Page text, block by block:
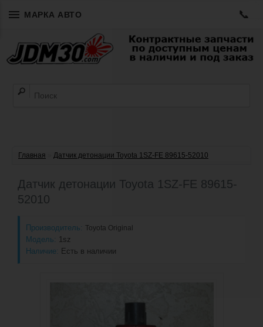
МАРКА АВТО 📞
Главная Датчик детонации Toyota 1SZ-FE 89615-52010
Датчик детонации Toyota 1SZ-FE 89615-
52010
Производитель: Toyota Original
Модель: 1sz
Наличие: Есть в наличии